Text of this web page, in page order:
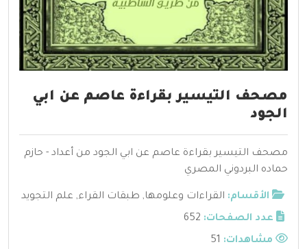
مصحف التيسير بقراءة عاصم عن ابي
الجود
مصحف التيسير بقراءة عاصم عن ابي الجود من أعداد - حازم
حماده البردوني المصري
الأقسام: القراءات وعلومها, طبقات القراء, علم التجويد
عدد الصفحات: 652
مشاهدات: